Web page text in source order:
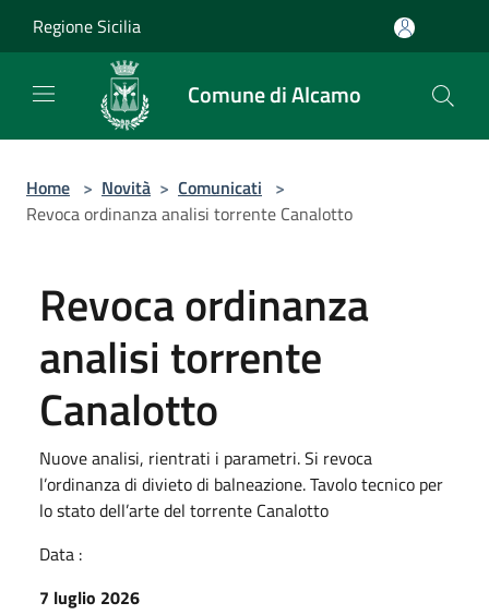
Regione Sicilia
Comune di Alcamo
Home > Novità > Comunicati >
Revoca ordinanza analisi torrente Canalotto
Revoca ordinanza
analisi torrente
Canalotto
Nuove analisi, rientrati i parametri. Si revoca
l’ordinanza di divieto di balneazione. Tavolo tecnico per
lo stato dell’arte del torrente Canalotto
Data :
7 luglio 2026